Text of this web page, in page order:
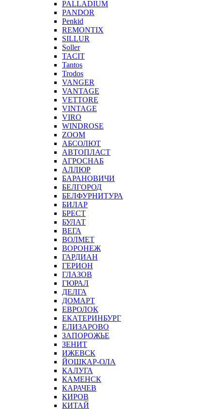
PALLADIUM
PANDOR
Penkid
REMONTIX
SILLUR
Soller
TACIT
Tantos
Trodos
VANGER
VANTAGE
VETTORE
VINTAGE
VIRO
WINDROSE
ZOOM
АБСОЛЮТ
АВТОПЛАСТ
АГРОСНАБ
АЛЛЮР
БАРАНОВИЧИ
БЕЛГОРОД
БЕЛФУРНИТУРА
БИЛАР
БРЕСТ
БУЛАТ
ВЕГА
ВОЛМЕТ
ВОРОНЕЖ
ГАРДИАН
ГЕРИОН
ГЛАЗОВ
ГЮРАЛ
ДЕЛГА
ДОМАРТ
ЕВРОЛОК
ЕКАТЕРИНБУРГ
ЕЛИЗАРОВО
ЗАПОРОЖЬЕ
ЗЕНИТ
ИЖЕВСК
ЙОШКАР-ОЛА
КАЛУГА
КАМЕНСК
КАРАЧЕВ
КИРОВ
КИТАЙ